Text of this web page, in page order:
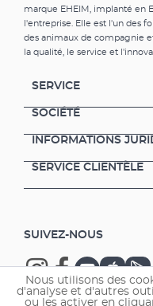
marque EHEIM, implanté en
l'entreprise. Elle est l'un des
des animaux de compagnie
la qualité, le service et
SERVICE
SOCIÉTÉ
INFORMATIONS
SERVICE CLIENTÈLE
SUIVEZ-NOUS
Nous utilisons des
d'analyse et d'autres
ou les activer en